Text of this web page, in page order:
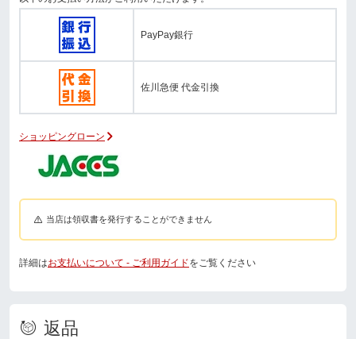
PayPay銀行
佐川急便 代金引換
ショッピングローン
当店は領収書を発行することができません
詳細はお支払いについて - ご利用ガイドをご覧ください
返品